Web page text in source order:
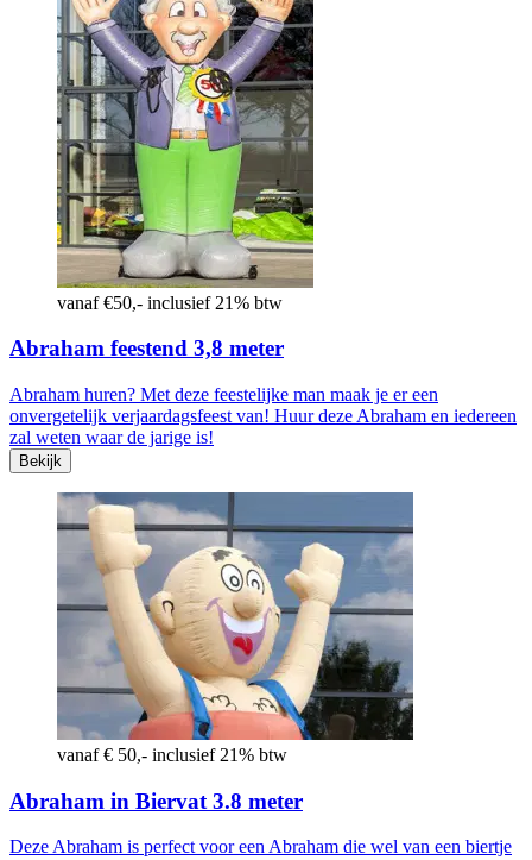
vanaf €50,- inclusief 21% btw
Abraham feestend 3,8 meter
Abraham huren? Met deze feestelijke man maak je er een
onvergetelijk verjaardagsfeest van! Huur deze Abraham en iedereen
zal weten waar de jarige is!
Bekijk
vanaf € 50,- inclusief 21% btw
Abraham in Biervat 3.8 meter
Deze Abraham is perfect voor een Abraham die wel van een biertje